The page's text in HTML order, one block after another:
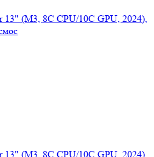
(M3, 8C CPU/10C GPU, 2024),
(M3, 8C CPU/10C GPU, 2024),